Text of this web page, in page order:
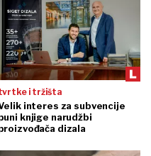
i tržišta
interes za subvencije
knjige narudžbi
dizala